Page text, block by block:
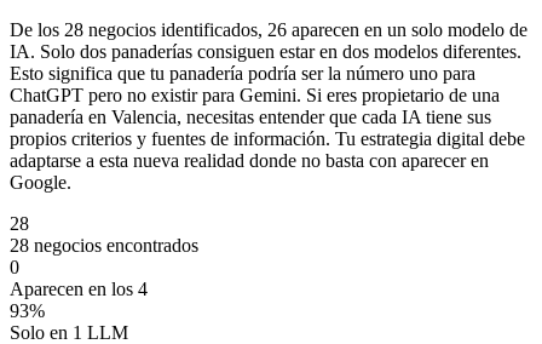
De los 28 negocios identificados, 26 aparecen en un solo modelo de
IA. Solo dos panaderías consiguen estar en dos modelos diferentes.
Esto significa que tu panadería podría ser la número uno para
ChatGPT pero no existir para Gemini. Si eres propietario de una
panadería en Valencia, necesitas entender que cada IA tiene sus
propios criterios y fuentes de información. Tu estrategia digital debe
adaptarse a esta nueva realidad donde no basta con aparecer en
Google.
28
28 negocios encontrados
0
Aparecen en los 4
93%
Solo en 1 LLM